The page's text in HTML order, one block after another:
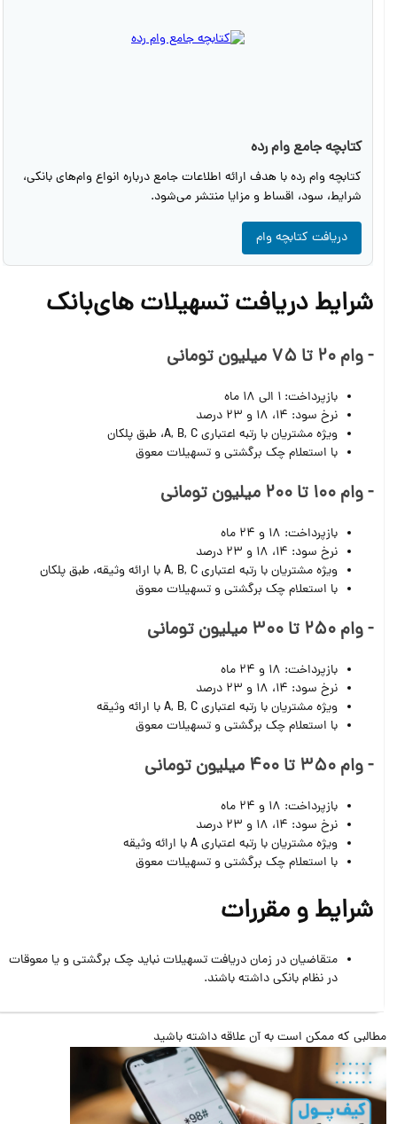
کتابچه جامع وام رده
کتابچه وام رده با هدف ارائه اطلاعات جامع درباره انواع وام‌های بانکی،
شرایط، سود، اقساط و مزایا منتشر می‌شود.
دریافت کتابچه وام
شرایط دریافت تسهیلات های‌بانک
- وام 20 تا 75 میلیون تومانی
بازپرداخت: 1 الی 18 ماه
نرخ سود: 14، 18 و 23 درصد
ویژه مشتریان با رتبه اعتباری A, B, C، طبق پلکان
با استعلام چک برگشتی و تسهیلات معوق
- وام 100 تا 200 میلیون تومانی
بازپرداخت: 18 و 24 ماه
نرخ سود: 14، 18 و 23 درصد
ویژه مشتریان با رتبه اعتباری A, B, C با ارائه وثیقه، طبق پلکان
با استعلام چک برگشتی و تسهیلات معوق
- وام 250 تا 300 میلیون تومانی
بازپرداخت: 18 و 24 ماه
نرخ سود: 14، 18 و 23 درصد
ویژه مشتریان با رتبه اعتباری A, B, C با ارائه وثیقه
با استعلام چک برگشتی و تسهیلات معوق
- وام 350 تا 400 میلیون تومانی
بازپرداخت: 18 و 24 ماه
نرخ سود: 14، 18 و 23 درصد
ویژه مشتریان با رتبه اعتباری A با ارائه وثیقه
با استعلام چک برگشتی و تسهیلات معوق
شرایط و مقررات
متقاضیان در زمان دریافت تسهیلات نباید چک برگشتی و یا معوقات
در نظام بانکی داشته باشند.
که ممکن است به آن علاقه داشته باشید